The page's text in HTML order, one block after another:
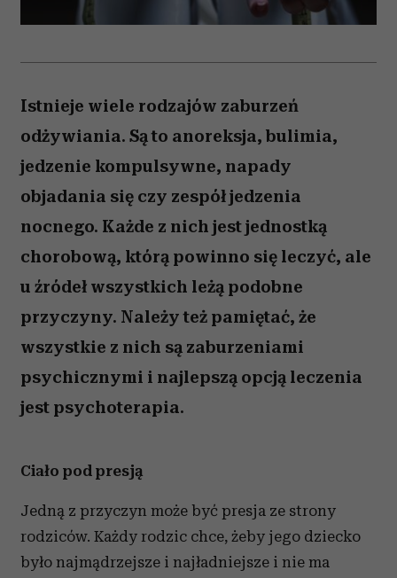
Istnieje wiele rodzajów zaburzeń
odżywiania. Są to anoreksja, bulimia,
jedzenie kompulsywne, napady
objadania się czy zespół jedzenia
nocnego. Każde z nich jest jednostką
chorobową, którą powinno się leczyć, ale
u źródeł wszystkich leżą podobne
przyczyny. Należy też pamiętać, że
wszystkie z nich są zaburzeniami
psychicznymi i najlepszą opcją leczenia
jest psychoterapia.
Ciało pod presją
Jedną z przyczyn może być presja ze strony
rodziców. Każdy rodzic chce, żeby jego dziecko
było najmądrzejsze i najładniejsze i nie ma